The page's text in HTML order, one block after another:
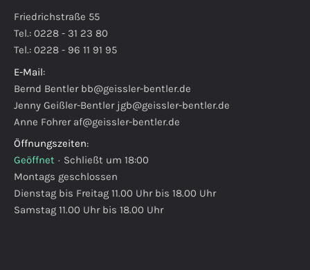
Friedrichstraße 55
Tel.: 0228 - 31 23 80
Tel.: 0228 - 96 11 91 95
E-Mail:
Bernd Bentler bb@geissler-bentler.de
Jenny Geißler-Bentler jgb@geissler-bentler.de
Anne Fohrer af@geissler-bentler.de
Öffnungszeiten:
Geöffnet · Schließt um 18:00
Montags geschlossen
Dienstag bis Freitag 11.00 Uhr bis 18.00 Uhr
Samstag 11.00 Uhr bis 18.00 Uhr